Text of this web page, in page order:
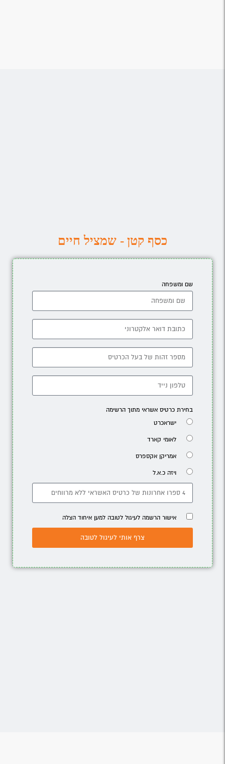
כסף קטן - שמציל חיים
שם ומשפחה
בחירת כרטיס אשראי מתוך הרשימה
ישראכרט
לאומי קארד
אמריקן אקספרס
ויזה כ.א.ל
אישור הרשמה לעיגול לטובה למען איחוד הצלה
צרף אותי לעיגול לטובה